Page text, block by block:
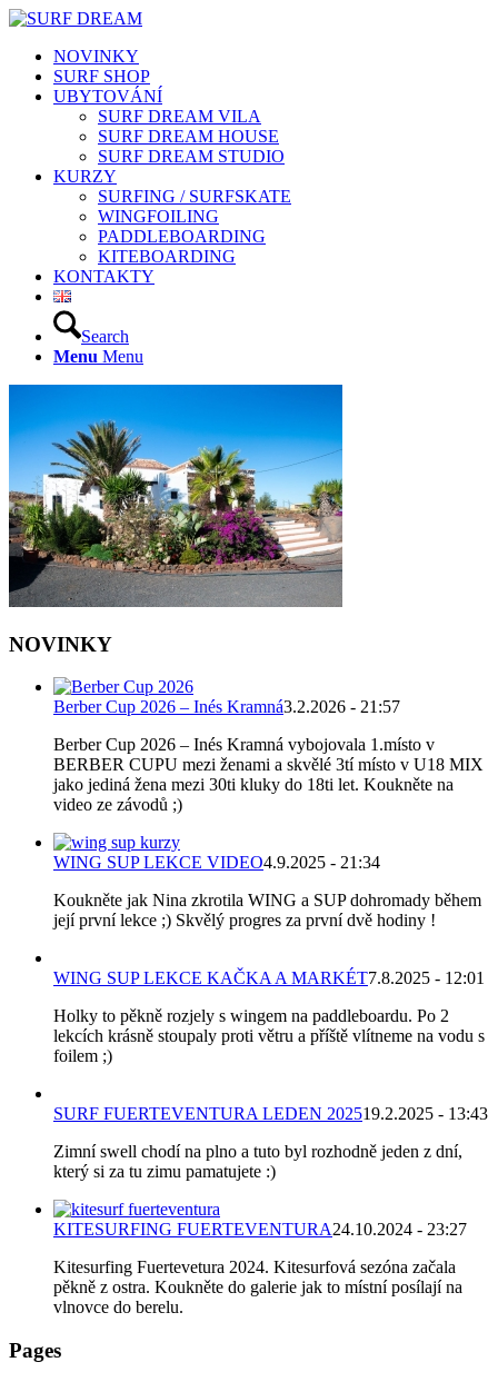
NOVINKY
SURF SHOP
UBYTOVÁNÍ
SURF DREAM VILA
SURF DREAM HOUSE
SURF DREAM STUDIO
KURZY
SURFING / SURFSKATE
WINGFOILING
PADDLEBOARDING
KITEBOARDING
KONTAKTY
Search
Menu Menu
NOVINKY
Berber Cup 2026 – Inés Kramná3.2.2026 - 21:57
Berber Cup 2026 – Inés Kramná vybojovala 1.místo v
BERBER CUPU mezi ženami a skvělé 3tí místo v U18 MIX
jako jediná žena mezi 30ti kluky do 18ti let. Koukněte na
video ze závodů ;)
WING SUP LEKCE VIDEO4.9.2025 - 21:34
Koukněte jak Nina zkrotila WING a SUP dohromady během
její první lekce ;) Skvělý progres za první dvě hodiny !
WING SUP LEKCE KAČKA A MARKÉT7.8.2025 - 12:01
Holky to pěkně rozjely s wingem na paddleboardu. Po 2
lekcích krásně stoupaly proti větru a příště vlítneme na vodu s
foilem ;)
SURF FUERTEVENTURA LEDEN 202519.2.2025 - 13:43
Zimní swell chodí na plno a tuto byl rozhodně jeden z dní,
který si za tu zimu pamatujete :)
KITESURFING FUERTEVENTURA24.10.2024 - 23:27
Kitesurfing Fuertevetura 2024. Kitesurfová sezóna začala
pěkně z ostra. Koukněte do galerie jak to místní posílají na
vlnovce do berelu.
Pages